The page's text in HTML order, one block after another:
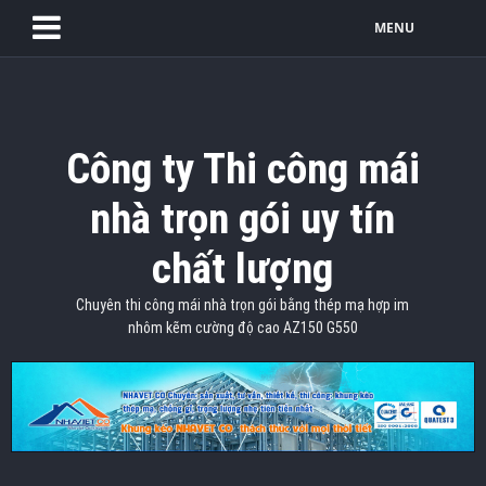
MENU
Công ty Thi công mái
nhà trọn gói uy tín
chất lượng
Chuyên thi công mái nhà trọn gói bằng thép mạ hợp im
nhôm kẽm cường độ cao AZ150 G550